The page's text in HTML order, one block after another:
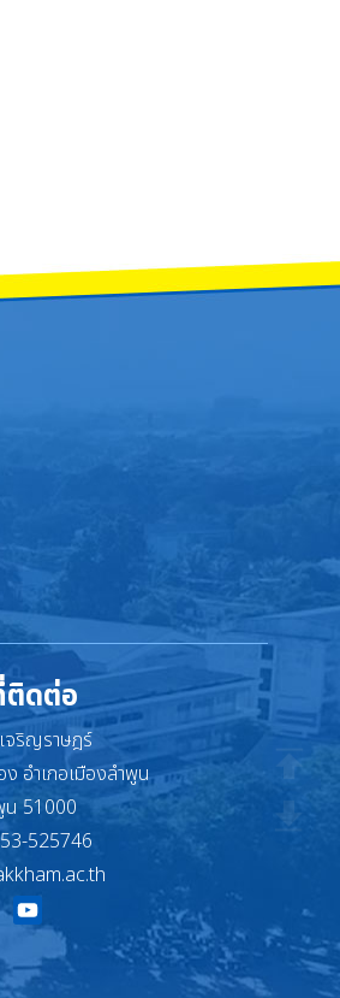
ราชสุดาฯ สยามบรมราชกุมารี
ติดต่อ
จริญราษฎร์
ง อำเภอเมืองลำพูน
น 51000
525746
YouTube